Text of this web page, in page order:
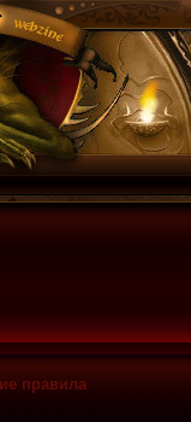
правила